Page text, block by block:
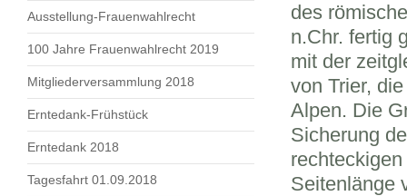
Ausstellung-Frauenwahlrecht
100 Jahre Frauenwahlrecht 2019
Mitgliederversammlung 2018
Erntedank-Frühstück
Erntedank 2018
Tagesfahrt 01.09.2018
des
n.Chr. fertig
mit der
von Trier,
Alpen. Die
Sicherung
Seitenlänge